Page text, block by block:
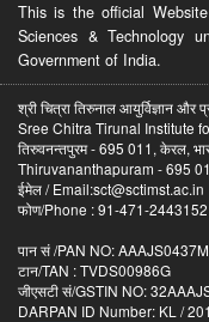
This is the official
Sciences & Technology
Government of India.
श्री चित्रा तिरुनाल आयुर्विज्ञान और
Sree Chitra Tirunal Institute
तिरुवनन्तपुरम - 695 011, केरल,
Thiruvananthapuram - 695
ईमेल / Email:sct@sctimst.ac.in
फोण/Phone : 91-471-
पान सं /PAN NO: AAAJS0437M
टान/TAN : TVDS00986G
जीएसटी सं/GSTIN NO:
DARPAN ID Number: KL /